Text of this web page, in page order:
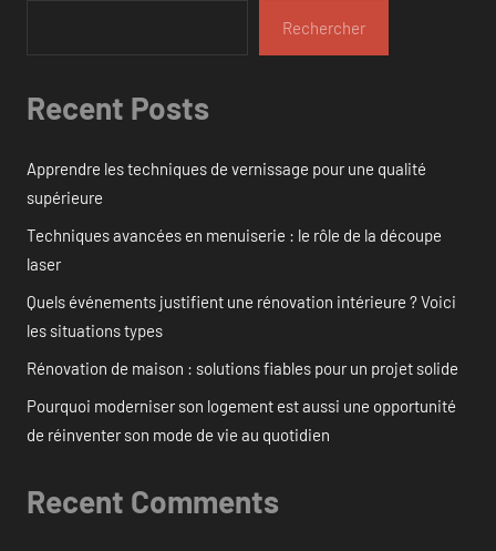
Rechercher
Recent Posts
Apprendre les techniques de vernissage pour une qualité
supérieure
Techniques avancées en menuiserie : le rôle de la découpe
laser
Quels événements justifient une rénovation intérieure ? Voici
les situations types
Rénovation de maison : solutions fiables pour un projet solide
Pourquoi moderniser son logement est aussi une opportunité
de réinventer son mode de vie au quotidien
Recent Comments